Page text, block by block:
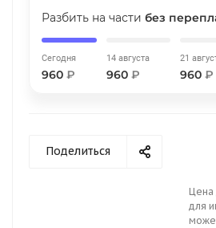
Разбить на части без
Сегодня
960 ₽
14 августа
960 ₽
21
960 ₽
Поделиться
Цена
для